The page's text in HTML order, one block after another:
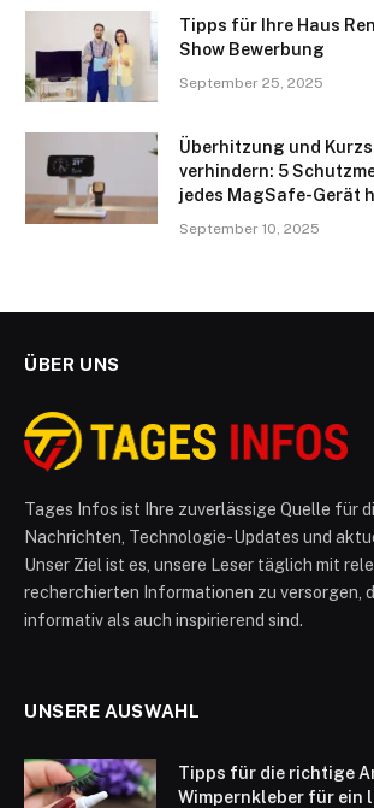
Tipps für Ihre Haus
Show Bewerbung
September 25, 2025
Überhitzung und
verhindern: 5
jedes MagSafe-Gerät
September 10, 2025
ÜBER UNS
Tages Infos ist Ihre zuverlässige Quelle für
Nachrichten, Technologie-Updates und
Unser Ziel ist es, unsere Leser täglich mit
recherchierten Informationen zu versorgen,
informativ als auch inspirierend sind.
UNSERE AUSWAHL
Tipps für die richtige
Wimpernkleber für ein